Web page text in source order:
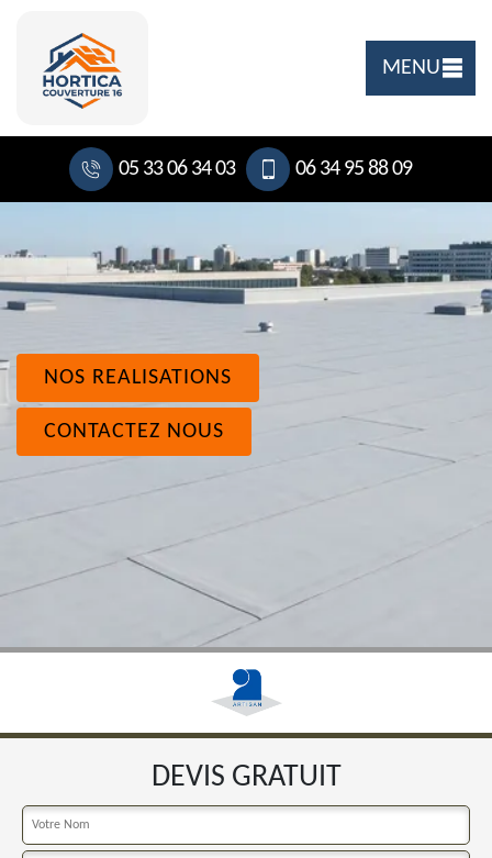
MENU
05 33 06 34 03 06 34 95 88 09
NOS REALISATIONS
CONTACTEZ NOUS
DEVIS GRATUIT